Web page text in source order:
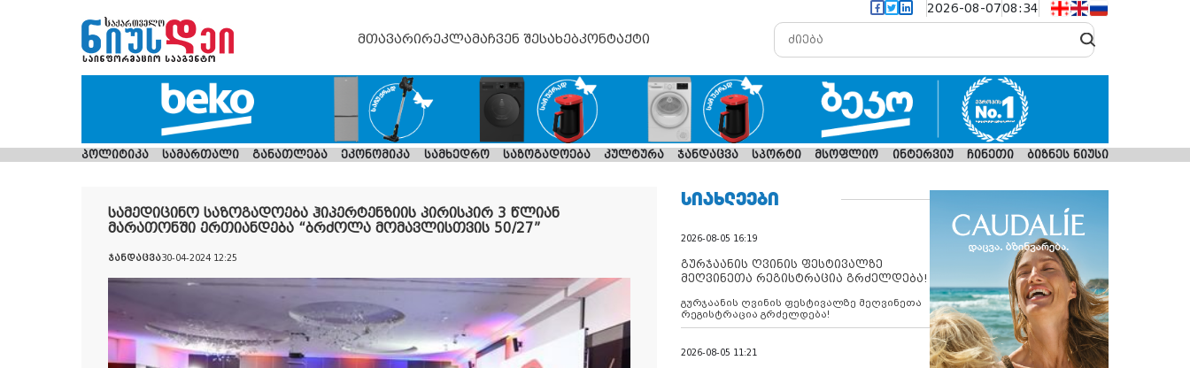
2026-08-0708:34
მთავარირეკლამაჩვენ შესახებკონტაქტი
პოლიტიკა სამართალი განათლება ეკონომიკა სამხედრო საზოგადოება კულტურა ჯანდაცვა სპორტი მსოფლიო ინტერვიუ ჩინეთი ბიზნეს ნიუსი
სამედიცინო საზოგადოება ჰიპერტენზიის პირისპირ 3 წლიან
მარათონში ერთიანდება “ბრძოლა მომავლისთვის 50/27”
ჯანდაცვა30-04-2024 12:25
ᲡᲘᲐᲮᲚᲔᲔᲑᲘ
2026-08-05 16:19
გურჯაანის ღვინის ფესტივალზე
მეღვინეთა რეგისტრაცია გრძელდება!
გურჯაანის ღვინის ფესტივალზე მეღვინეთა
რეგისტრაცია გრძელდება!
2026-08-05 11:21